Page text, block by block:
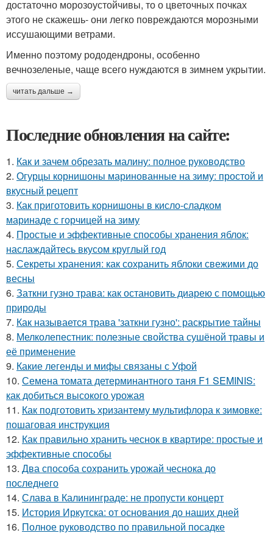
достаточно морозоустойчивы, то о цветочных почках
этого не скажешь- они легко повреждаются морозными
иссушающими ветрами.
Именно поэтому рододендроны, особенно
вечнозеленые, чаще всего нуждаются в зимнем укрытии.
читать дальше →
Последние обновления на сайте:
1. Как и зачем обрезать малину: полное руководство
2. Огурцы корнишоны маринованные на зиму: простой и
вкусный рецепт
3. Как приготовить корнишоны в кисло-сладком
маринаде с горчицей на зиму
4. Простые и эффективные способы хранения яблок:
наслаждайтесь вкусом круглый год
5. Секреты хранения: как сохранить яблоки свежими до
весны
6. Заткни гузно трава: как остановить диарею с помощью
природы
7. Как называется трава 'заткни гузно': раскрытие тайны
8. Мелколепестник: полезные свойства сушёной травы и
её применение
9. Какие легенды и мифы связаны с Уфой
10. Семена томата детерминантного таня F1 SEMINIS:
как добиться высокого урожая
11. Как подготовить хризантему мультифлора к зимовке:
пошаговая инструкция
12. Как правильно хранить чеснок в квартире: простые и
эффективные способы
13. Два способа сохранить урожай чеснока до
последнего
14. Слава в Калининграде: не пропусти концерт
15. История Иркутска: от основания до наших дней
16. Полное руководство по правильной посадке